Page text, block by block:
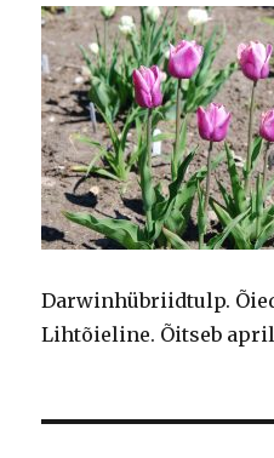
Darwinhübriidtulp.
Lihtõieline. Õitseb